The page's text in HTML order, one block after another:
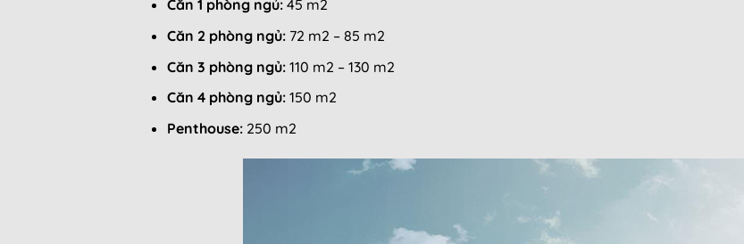
Căn 1 phòng ngủ:45 m2
Căn 2 phòng ngủ:72 m2 – 85 m2
Căn 3 phòng ngủ:110 m2 – 130 m2
Căn 4 phòng ngủ:150 m2
Penthouse:250 m2